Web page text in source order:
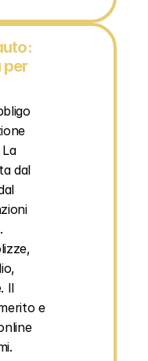
per
dal
Il
e